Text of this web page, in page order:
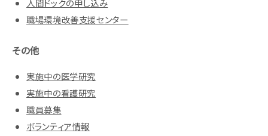
人間ドックの申し込み
職場環境改善支援センター
その他
実施中の医学研究
実施中の看護研究
職員募集
ボランティア情報